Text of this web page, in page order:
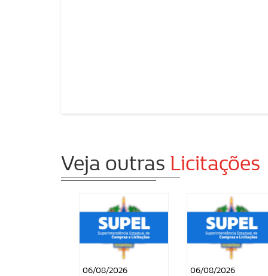
Veja outras Licitações
06/08/2026
06/08/2026